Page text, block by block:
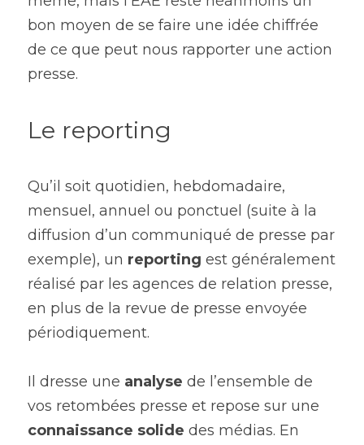
bon moyen de se faire une idée chiffrée
de ce que peut nous rapporter une action
presse.
Le reporting
Qu’il soit quotidien, hebdomadaire,
mensuel, annuel ou ponctuel (suite à la
diffusion d’un communiqué de presse par
exemple), un reporting est généralement
réalisé par les agences de relation presse,
en plus de la revue de presse envoyée
périodiquement.
Il dresse une analyse de l’ensemble de
connaissance solide des médias. En